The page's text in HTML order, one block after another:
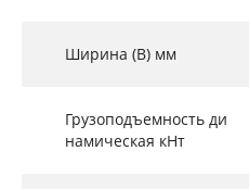
Ширина (B) мм
Грузоподъемность ди
намическая кНт